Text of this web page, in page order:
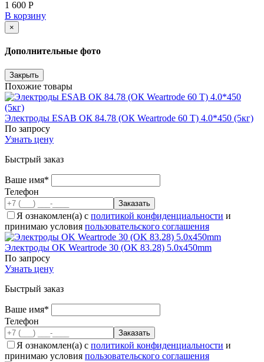
1 600 Р
В корзину
×
Дополнительные фото
Закрыть
Похожие товары
Электроды ESAB ОК 84.78 (ОК Weartrode 60 T) 4.0*450 (5кг)
По запросу
Узнать цену
Быстрый заказ
Ваше имя*
Телефон
Я ознакомлен(а) с политикой конфиденциальности и
принимаю условия пользовательского соглашения
Электроды OK Weartrode 30 (OK 83.28) 5.0x450mm
По запросу
Узнать цену
Быстрый заказ
Ваше имя*
Телефон
Я ознакомлен(а) с политикой конфиденциальности и
принимаю условия пользовательского соглашения